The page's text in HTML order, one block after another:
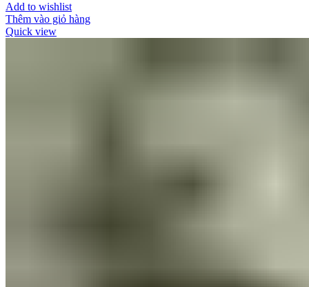
Add to wishlist
Thêm vào giỏ hàng
Quick view